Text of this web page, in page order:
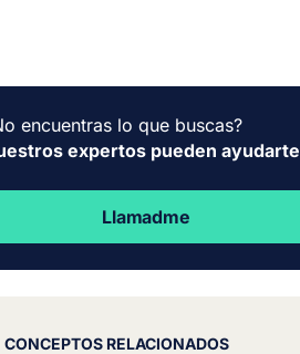
CONCEPTOS RELACIONADOS
encuentras lo que buscas?
expertos pueden ayudarte
Llamadme